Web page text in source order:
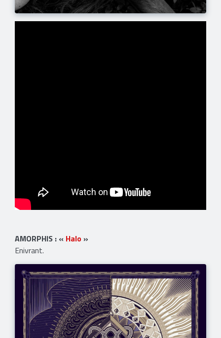
AMORPHIS : « Halo »
Enivrant.